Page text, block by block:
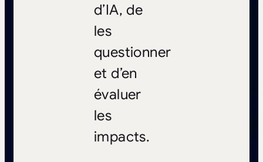
d’IA, de
les
questionner
et d’en
évaluer
les
impacts.